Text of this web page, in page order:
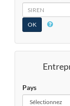
SIREN
SIRET
Pays